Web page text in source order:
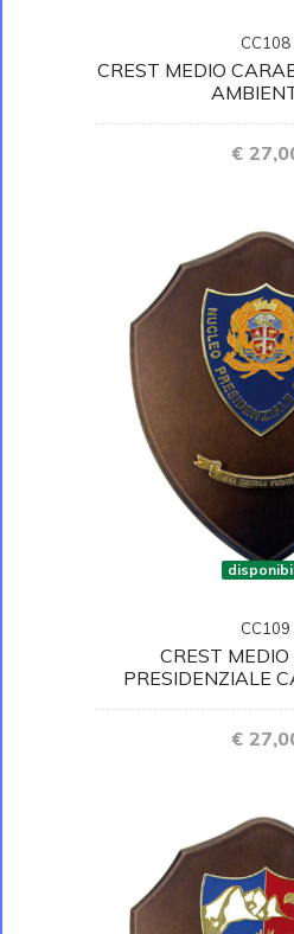
CC108
CREST MEDIO
€
CC109
CREST
PRESIDENZIALE
€